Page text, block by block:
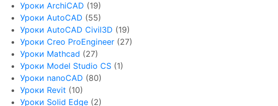
Уроки ArchiCAD (19)
Уроки AutoCAD (55)
Уроки AutoCAD Civil3D (19)
Уроки Creo ProEngineer (27)
Уроки Mathcad (27)
Уроки Model Studio CS (1)
Уроки nanoCAD (80)
Уроки Revit (10)
Уроки Solid Edge (2)